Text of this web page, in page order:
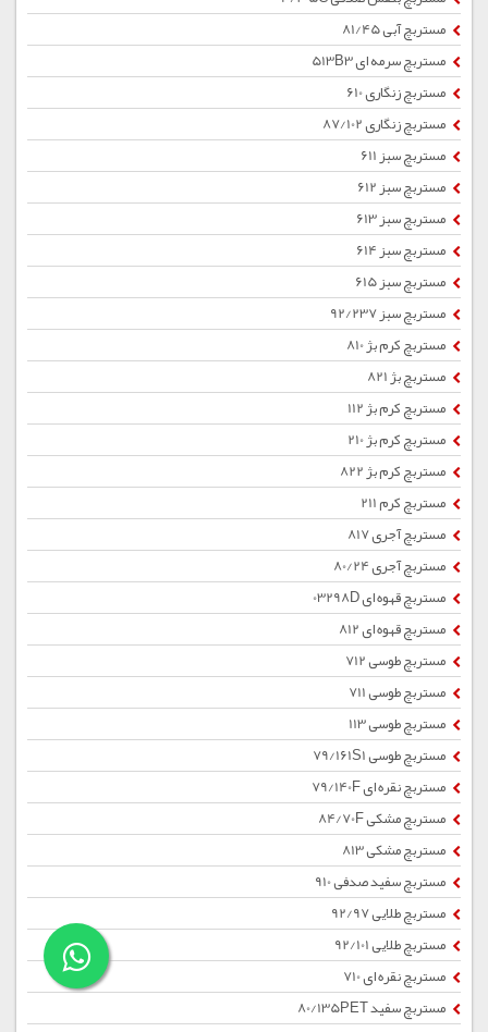
مستربچ آبی 81/45
مستربچ سرمه ای 513B3
مستربچ زنگاری 610
مستربچ زنگاری 87/102
مستربچ سبز 611
مستربچ سبز 612
مستربچ سبز 613
مستربچ سبز 614
مستربچ سبز 615
مستربچ سبز 92/237
مستربچ کرم بژ 810
مستربچ بژ 821
مستربچ کرم بژ 112
مستربچ کرم بژ 210
مستربچ کرم بژ 822
مستربچ کرم 211
مستربچ آجری 817
مستربچ آجری 80/24
مستربچ قهوه ای 03298D
مستربچ قهوه ای 812
مستربچ طوسی 712
مستربچ طوسی 711
مستربچ طوسی 113
مستربچ طوسی 79/161S1
مستربچ نقره ای 79/140F
مستربچ مشکی 84/70F
مستربچ مشکی 813
مستربچ سفید صدفی 910
مستربچ طلایی 92/97
مستربچ طلایی 92/101
مستربچ نقره ای 710
مستربچ سفید 80/135PET